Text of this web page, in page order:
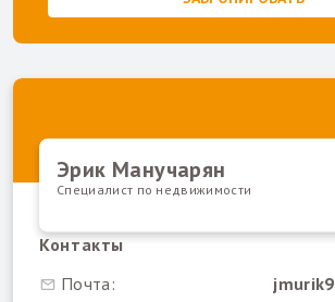
Эрик Манучарян
Специалист по недвижимости
Контакты
Почта: